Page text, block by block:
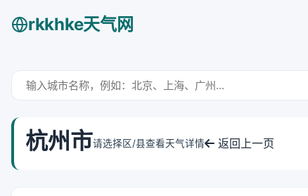
rkkhke天气网
杭州市请选择区/县查看天气详情 返回上一页